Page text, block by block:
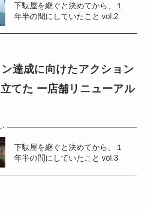
下駄屋を継ぐと決めてから、１
年半の間にしていたこと vol.2
達成に向けたアクション
てた ー店舗リニューアル
下駄屋を継ぐと決めてから、１
年半の間にしていたこと vol.3